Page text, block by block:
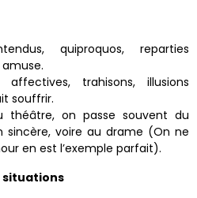
quiproquos, reparties
affectives, trahisons, illusions
souffrir.
théâtre, on passe souvent du
sincère, voire au drame (On ne
en est l’exemple parfait).
situations